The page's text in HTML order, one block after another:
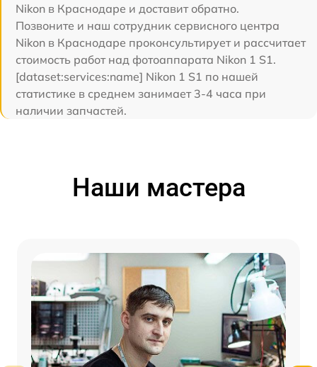
Nikon в Краснодаре и доставит обратно.
Позвоните и наш сотрудник сервисного центра
Nikon в Краснодаре проконсультирует и рассчитает
стоимость работ над фотоаппарата Nikon 1 S1.
[dataset:services:name] Nikon 1 S1 по нашей
статистике в среднем занимает 3-4 часа при
наличии запчастей.
Наши мастера